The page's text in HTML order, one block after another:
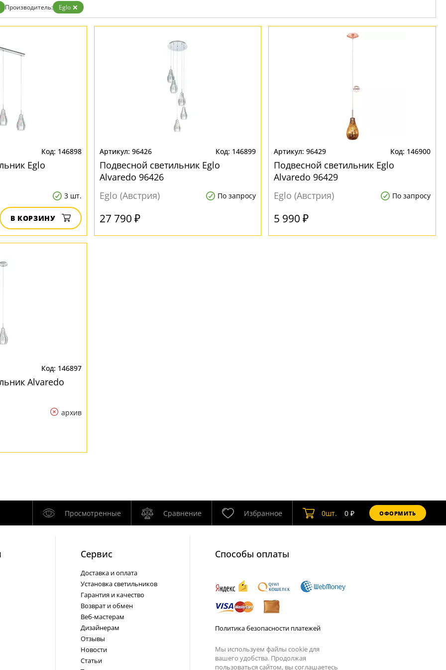
Производитель: Eglo
146898
Eglo
3 шт.
В КОРЗИНУ
96426 146899
Подвесной светильник Eglo
Alvaredo 96426
Eglo (Австрия)
По запросу
27 790 ₽
96429 146900
Подвесной светильник Eglo
Alvaredo 96429
Eglo (Австрия)
По запросу
5 990 ₽
146897
Alvaredo
архив
Просмотренные Сравнение Избранное 0шт. 0₽ ОФОРМИТЬ
Cервис
Доставка и оплата
Установка светильников
Гарантия и качество
Возврат и обмен
Веб-мастерам
Дизайнерам
Отзывы
Новости
Статьи
Способы оплаты
Политика безопасности платежей
Мы используем файлы cookie для
вашего удобства. Продолжая
пользоваться сайтом, вы соглашаетесь